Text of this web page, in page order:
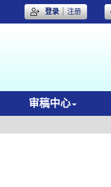
登录｜注册
审稿中心